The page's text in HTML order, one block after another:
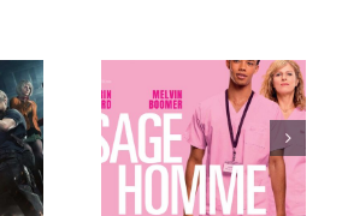
Cinéma :
Sage-Homme